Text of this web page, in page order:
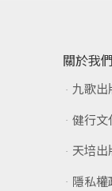
關於我們
九歌出
健行文
天培出
隱私權